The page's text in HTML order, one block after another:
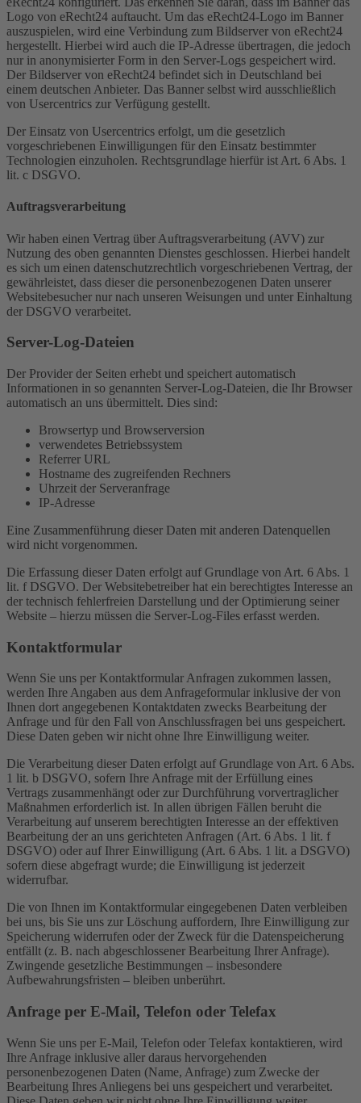
Logo von eRecht24 auftaucht. Um das eRecht24-Logo im Banner
auszuspielen, wird eine Verbindung zum Bildserver von eRecht24
hergestellt. Hierbei wird auch die IP-Adresse übertragen, die jedoch
nur in anonymisierter Form in den Server-Logs gespeichert wird.
Der Bildserver von eRecht24 befindet sich in Deutschland bei
einem deutschen Anbieter. Das Banner selbst wird ausschließlich
von Usercentrics zur Verfügung gestellt.
Der Einsatz von Usercentrics erfolgt, um die gesetzlich
vorgeschriebenen Einwilligungen für den Einsatz bestimmter
Technologien einzuholen. Rechtsgrundlage hierfür ist Art. 6 Abs. 1
lit. c DSGVO.
Auftragsverarbeitung
Wir haben einen Vertrag über Auftragsverarbeitung (AVV) zur
Nutzung des oben genannten Dienstes geschlossen. Hierbei handelt
es sich um einen datenschutzrechtlich vorgeschriebenen Vertrag, der
gewährleistet, dass dieser die personenbezogenen Daten unserer
Websitebesucher nur nach unseren Weisungen und unter Einhaltung
der DSGVO verarbeitet.
Server-Log-Dateien
Der Provider der Seiten erhebt und speichert automatisch
Informationen in so genannten Server-Log-Dateien, die Ihr Browser
automatisch an uns übermittelt. Dies sind:
Browsertyp und Browserversion
verwendetes Betriebssystem
Referrer URL
Hostname des zugreifenden Rechners
Uhrzeit der Serveranfrage
IP-Adresse
Eine Zusammenführung dieser Daten mit anderen Datenquellen
wird nicht vorgenommen.
Die Erfassung dieser Daten erfolgt auf Grundlage von Art. 6 Abs. 1
lit. f DSGVO. Der Websitebetreiber hat ein berechtigtes Interesse an
der technisch fehlerfreien Darstellung und der Optimierung seiner
Website – hierzu müssen die Server-Log-Files erfasst werden.
Kontaktformular
Wenn Sie uns per Kontaktformular Anfragen zukommen lassen,
werden Ihre Angaben aus dem Anfrageformular inklusive der von
Ihnen dort angegebenen Kontaktdaten zwecks Bearbeitung der
Anfrage und für den Fall von Anschlussfragen bei uns gespeichert.
Diese Daten geben wir nicht ohne Ihre Einwilligung weiter.
Die Verarbeitung dieser Daten erfolgt auf Grundlage von Art. 6 Abs.
1 lit. b DSGVO, sofern Ihre Anfrage mit der Erfüllung eines
Vertrags zusammenhängt oder zur Durchführung vorvertraglicher
Maßnahmen erforderlich ist. In allen übrigen Fällen beruht die
Verarbeitung auf unserem berechtigten Interesse an der effektiven
Bearbeitung der an uns gerichteten Anfragen (Art. 6 Abs. 1 lit. f
DSGVO) oder auf Ihrer Einwilligung (Art. 6 Abs. 1 lit. a DSGVO)
sofern diese abgefragt wurde; die Einwilligung ist jederzeit
widerrufbar.
Die von Ihnen im Kontaktformular eingegebenen Daten verbleiben
bei uns, bis Sie uns zur Löschung auffordern, Ihre Einwilligung zur
Speicherung widerrufen oder der Zweck für die Datenspeicherung
entfällt (z. B. nach abgeschlossener Bearbeitung Ihrer Anfrage).
Zwingende gesetzliche Bestimmungen – insbesondere
Aufbewahrungsfristen – bleiben unberührt.
Anfrage per E-Mail, Telefon oder Telefax
Wenn Sie uns per E-Mail, Telefon oder Telefax kontaktieren, wird
Ihre Anfrage inklusive aller daraus hervorgehenden
personenbezogenen Daten (Name, Anfrage) zum Zwecke der
Bearbeitung Ihres Anliegens bei uns gespeichert und verarbeitet.